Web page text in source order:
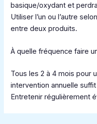
basique/oxydant et
Utiliser l’un ou l’autre
entre deux produits.
À quelle fréquence faire
Tous les 2 à 4 mois pour
intervention annuelle
Entretenir régulièrement